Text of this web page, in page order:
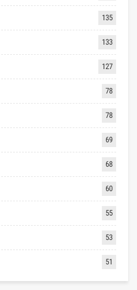
135
133
127
78
78
69
68
60
55
53
51